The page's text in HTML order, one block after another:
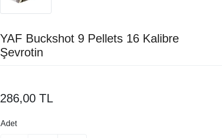
YAF Buckshot 9 Pellets 16 Kalibre
Şevrotin
286,00 TL
Adet